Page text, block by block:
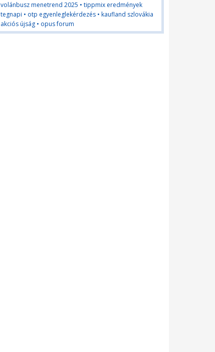
volánbusz menetrend 2025 • tippmix eredmények
tegnapi • otp egyenleglekérdezés • kaufland szlovákia
akciós újság • opus forum